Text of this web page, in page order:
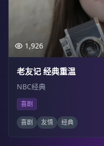
1,926
老友记 经典重温
NBC经典
喜剧
喜剧 友情 经典